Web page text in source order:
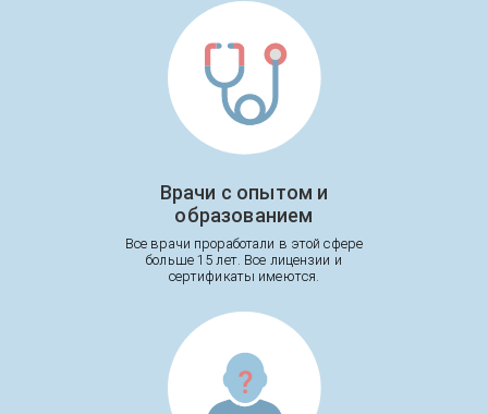
Врачи с опытом и
образованием
Все врачи проработали в этой сфере
больше 15 лет. Все лицензии и
сертификаты имеются.